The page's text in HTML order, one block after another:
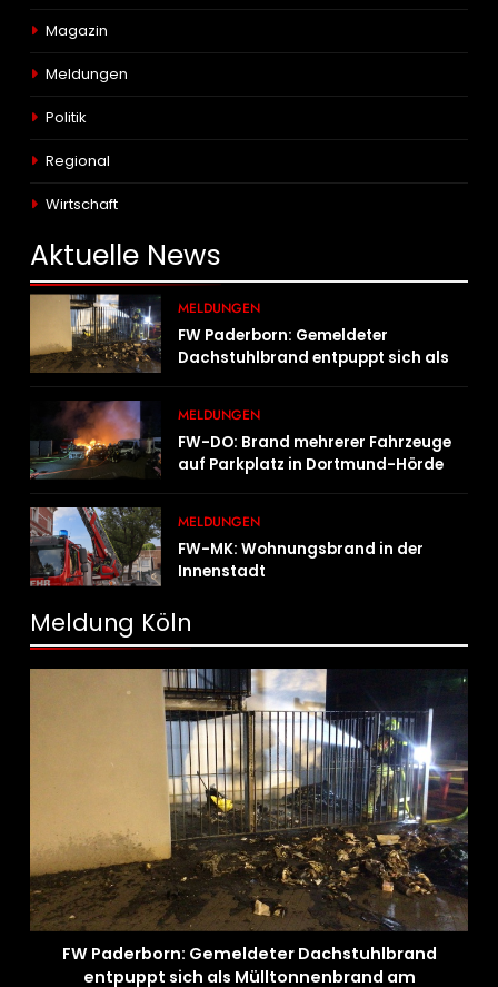
Magazin
Meldungen
Politik
Regional
Wirtschaft
Aktuelle News
MELDUNGEN
FW Paderborn: Gemeldeter
Dachstuhlbrand entpuppt sich als
MELDUNGEN
FW-DO: Brand mehrerer Fahrzeuge
auf Parkplatz in Dortmund-Hörde
MELDUNGEN
FW-MK: Wohnungsbrand in der
Innenstadt
Meldung Köln
FW Paderborn: Gemeldeter Dachstuhlbrand
entpuppt sich als Mülltonnenbrand am